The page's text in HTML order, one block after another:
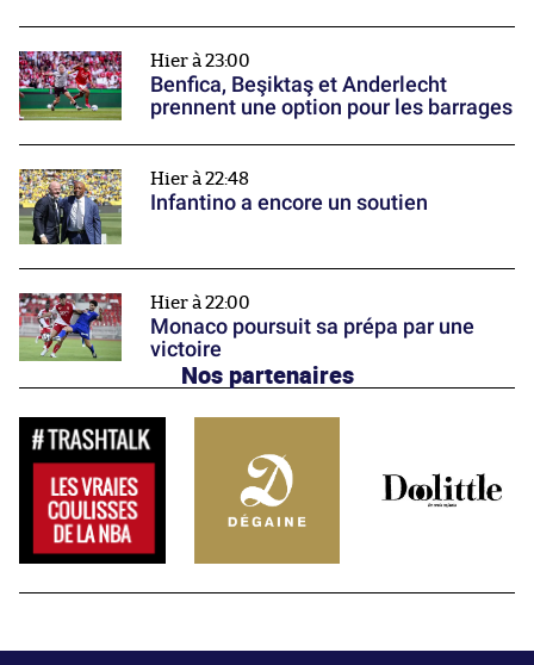
Hier à 23:00
Benfica, Beşiktaş et Anderlecht
prennent une option pour les barrages
Hier à 22:48
Infantino a encore un soutien
Hier à 22:00
Monaco poursuit sa prépa par une
victoire
Nos partenaires